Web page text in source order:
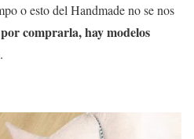
o esto del Handmade no se nos
comprarla, hay modelos
.